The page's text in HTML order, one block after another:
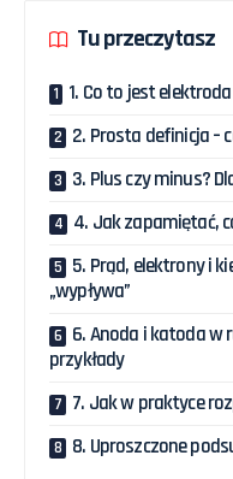
Tu przeczytasz
1. Co to jest
2. Prosta definicja –
3. Plus czy minus?
4. Jak zapamiętać,
5. Prąd, elektrony i
„wypływa”
6. Anoda i katoda w
przykłady
7. Jak w praktyce
8. Uproszczone